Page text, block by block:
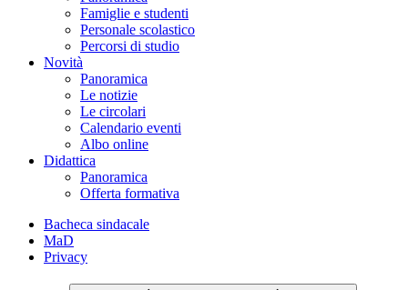
Famiglie e studenti
Personale scolastico
Percorsi di studio
Novità
Panoramica
Le notizie
Le circolari
Calendario eventi
Albo online
Didattica
Panoramica
Offerta formativa
Bacheca sindacale
MaD
Privacy